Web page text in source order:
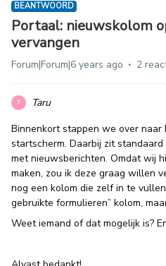
BEANTWOORD
Portaal: nieuwskolom
vervangen
Forum|Forum|6 years ago 2
T
Taru
Binnenkort stappen we over
startscherm. Daarbij zit
met nieuwsberichten. Omdat wij
maken, zou ik deze graag willen
nog een kolom die zelf in te
gebruikte formulieren” kolom,
Weet iemand of dat mogelijk is?